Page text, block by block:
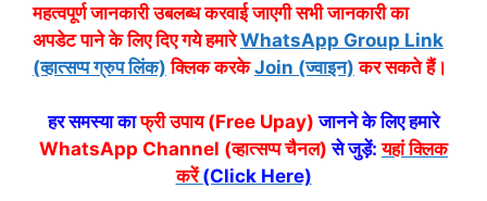
महत्वपूर्ण जानकारी उबलब्ध करवाई जाएगी सभी जानकारी का
अपडेट पाने के लिए दिए गये हमारेWhatsApp Group Link
(व्हात्सप्प ग्रुप लिंक) क्लिक करकेJoin (ज्वाइन) कर सकते हैं।
हर समस्या काफ्री उपाय (Free Upay) जानने के लिए हमारे
WhatsApp Channel (व्हात्सप्प चैनल) से जुड़ें:यहां क्लिक
करें(Click Here)